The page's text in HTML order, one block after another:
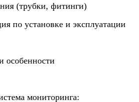
(трубки, фитинги)
по установке и эксплуатации
особенности
мониторинга: